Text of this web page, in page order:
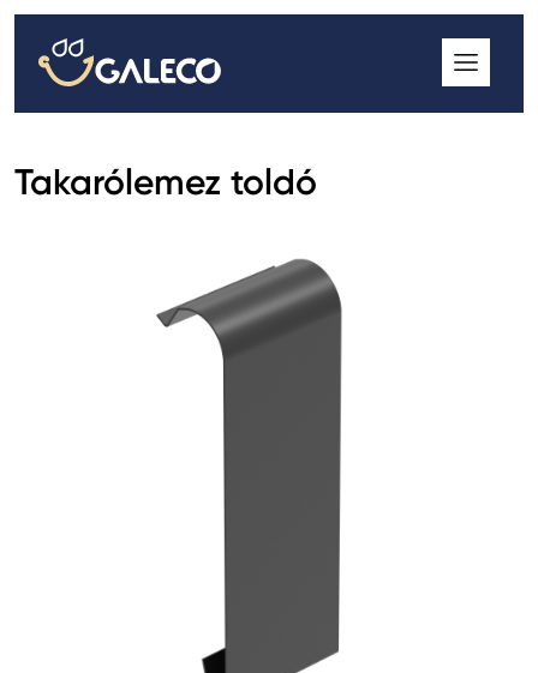
Takarólemez toldó
ROOFGUTTER CLASSIC
GALECO GRIN MOD
GALECO PVC ERESZCSATORNA RENDSZER
GALECO STAL ERESZCSATORNA RENDSZER